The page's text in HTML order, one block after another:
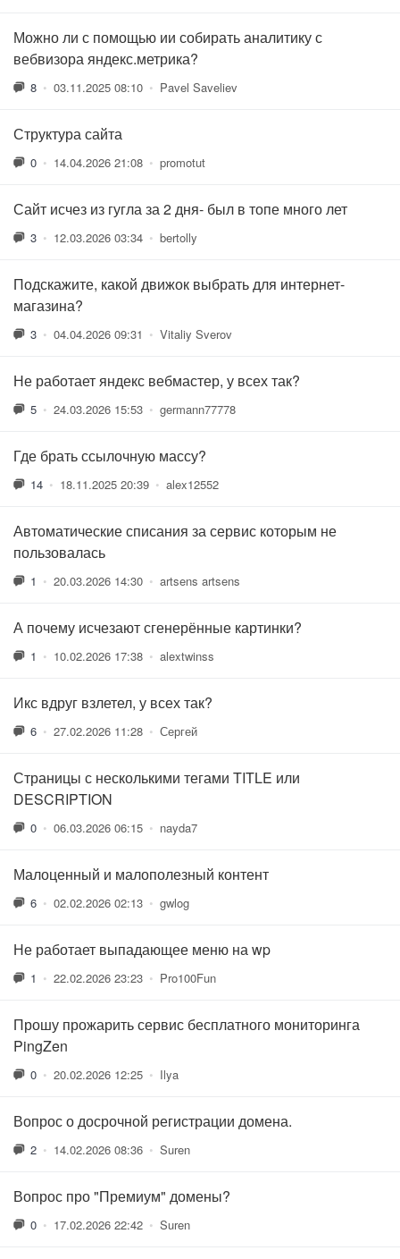
Можно ли с помощью ии собирать аналитику с
вебвизора яндекс.метрика?
8 • 03.11.2025 08:10 • Pavel Saveliev
Структура сайта
0 • 14.04.2026 21:08 • promotut
Сайт исчез из гугла за 2 дня- был в топе много лет
3 • 12.03.2026 03:34 • bertolly
Подскажите, какой движок выбрать для интернет-
магазина?
3 • 04.04.2026 09:31 • Vitaliy Sverov
Не работает яндекс вебмастер, у всех так?
5 • 24.03.2026 15:53 • germann77778
Где брать ссылочную массу?
14 • 18.11.2025 20:39 • alex12552
Автоматические списания за сервис которым не
пользовалась
1 • 20.03.2026 14:30 • artsens artsens
А почему исчезают сгенерённые картинки?
1 • 10.02.2026 17:38 • alextwinss
Икс вдруг взлетел, у всех так?
6 • 27.02.2026 11:28 • Сергей
Страницы с несколькими тегами TITLE или
DESCRIPTION
0 • 06.03.2026 06:15 • nayda7
Малоценный и малополезный контент
6 • 02.02.2026 02:13 • gwlog
Не работает выпадающее меню на wp
1 • 22.02.2026 23:23 • Pro100Fun
Прошу прожарить сервис бесплатного мониторинга
PingZen
0 • 20.02.2026 12:25 • Ilya
Вопрос о досрочной регистрации домена.
2 • 14.02.2026 08:36 • Suren
Вопрос про "Премиум" домены?
0 • 17.02.2026 22:42 • Suren